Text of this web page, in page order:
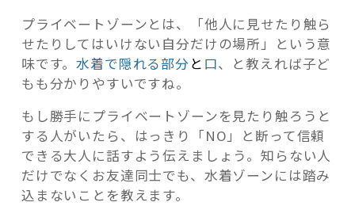
プライベートゾーンとは、「他人に見せたり触ら
せたりしてはいけない自分だけの場所」という意
味です。水着で隠れる部分と 口、と教えれば子ど
もも分かりやすいですね。
もし勝手にプライベートゾーンを見たり触ろうと
する人がいたら、はっきり「NO」と断って信頼
できる大人に話すよう伝えましょう。知らない人
だけでなくお友達同士でも、水着ゾーンには踏み
込まないことを教えます。